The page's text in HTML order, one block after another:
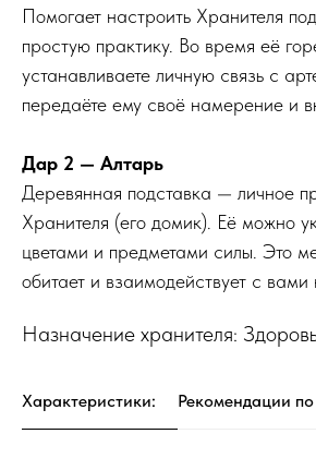
Помогает настроить Хранителя
простую практику. Во время её
устанавливаете личную связь с
передаёте ему своё намерение и
Дар 2 — Алтарь
Деревянная подставка — личное
Хранителя (его домик). Её можно
цветами и предметами силы. Это
обитает и взаимодействует с вами
Назначение хранителя:
Характеристики: Рекомендации по